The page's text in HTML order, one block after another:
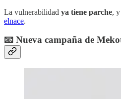
La vulnerabilidad ya tiene parche,
elnace.
📧 Nueva campaña de